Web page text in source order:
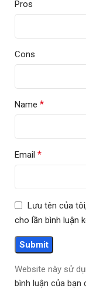
Pros
Cons
Name *
Email *
Lưu tên của
cho lần bình luận
Website này sử
bình luận của